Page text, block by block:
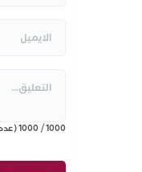
1000
/
1000